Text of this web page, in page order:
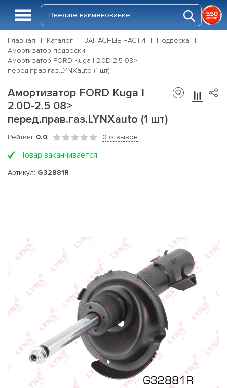
Главная Каталог ЗАПАСНЫЕ ЧАСТИ
Подвеска
Амортизатор подвески
Амортизатор FORD Kuga I 2.0D-2.5 08>
перед.прав.газ.LYNXauto (1 шт)
Амортизатор FORD Kuga I
2.0D-2.5 08>
перед.прав.газ.LYNXauto (1 шт)
Рейтинг 0.0 0 отзывов
Товар заканчивается
Артикул: G32881R